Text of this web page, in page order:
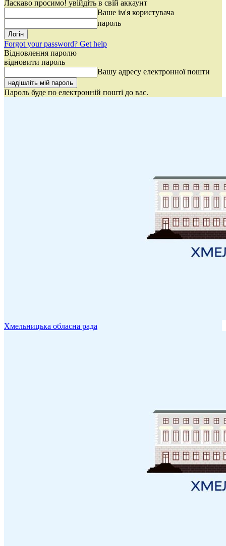
Ласкаво просимо! увійдіть в свій аккаунт
Ваше ім'я користувача
пароль
Forgot your password? Get help
Відновлення паролю
відновити пароль
Вашу адресу електронної пошти
Пароль буде по електронній пошті до вас.
Хмельницька обласна рада